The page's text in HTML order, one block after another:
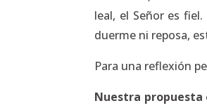
leal, el Señor es
duerme ni reposa,
Para una reflexión
Nuestra propuesta